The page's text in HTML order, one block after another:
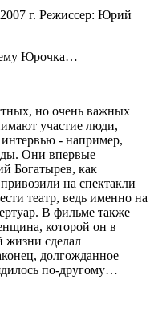
г. Режиссер: Юрий
Юрочка…
но очень важных
участие люди,
интервью - например,
Они впервые
Богатырев, как
на спектакли
театр, ведь именно на
В фильме также
которой он в
сделал
долгожданное
по-другому…